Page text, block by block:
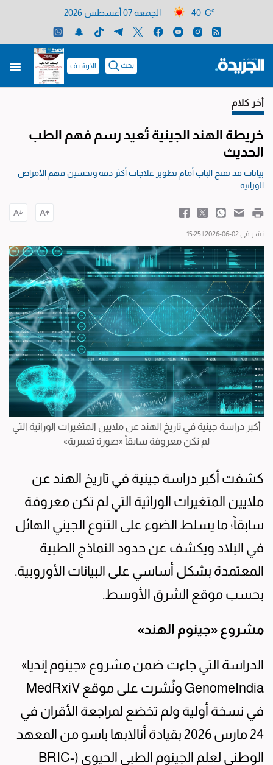
40 C° الجمعة 07 أغسطس 2026
بحث الارشيف
أخر كلام
خريطة الهند الجينية تُعيد رسم فهم الطب
الحديث
بيانات قد تفتح الباب أمام تطوير علاجات أكثر دقة وتحسين فهم الأمراض
الوراثية
نشر في 02-06-2026 | 15:25
أكبر دراسة جينية في تاريخ الهند عن ملايين المتغيرات الوراثية التي
لم تكن معروفة سابقاً «صورة تعبيرية»
كشفت أكبر دراسة جينية في تاريخ الهند عن
ملايين المتغيرات الوراثية التي لم تكن معروفة
سابقاً؛ ما يسلط الضوء على التنوع الجيني الهائل
في البلاد ويكشف عن حدود النماذج الطبية
المعتمدة بشكل أساسي على البيانات الأوروبية.
بحسب موقع الشرق الأوسط.
مشروع «جينوم الهند»
الدراسة التي جاءت ضمن مشروع «جينوم إنديا»
GenomeIndia ونُشرت على موقع MedRxiV
في نسخة أولية ولم تخضع لمراجعة الأقران في
24 مارس 2026 بقيادة أنالابها باسو من المعهد
الوطني لعلم الجينوم الطبي الحيوي (BRIC-